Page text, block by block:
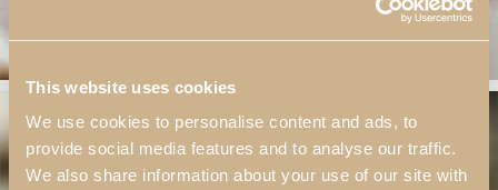
This website uses cookies
We use cookies to personalise content and ads, to
provide social media features and to analyse our traffic.
We also share information about your use of our site with